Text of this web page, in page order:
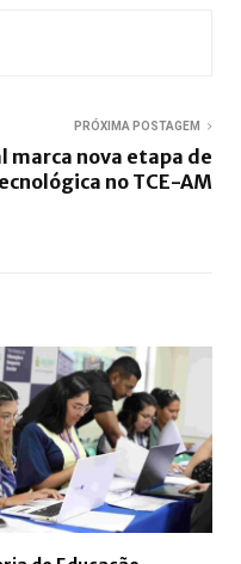
PRÓXIMA POSTAGEM
marca nova etapa de
no TCE-AM